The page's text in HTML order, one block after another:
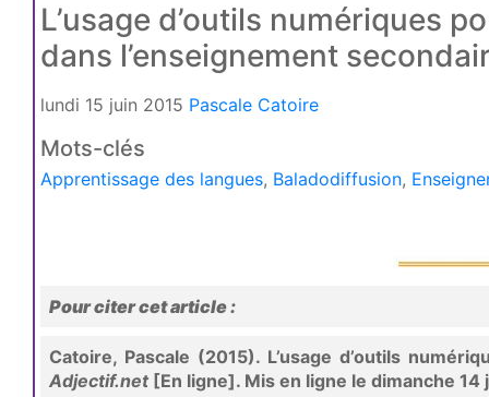
L’usage d’outils numériques
dans l’enseignement
lundi 15 juin 2015 Pascale Catoire
Mots-clés
Apprentissage des langues, Baladodiffusion,
Pour citer cet article :
Catoire, Pascale (2015). L’usage d’outils
Adjectif.net[En ligne]. Mis en ligne le dimanche 14